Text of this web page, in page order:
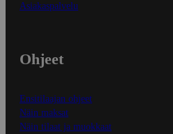
Asiakaspalvelu
Ohjeet
Ensitilaajan ohjeet
Näin maksat
Näin tilaat ja muokkaat